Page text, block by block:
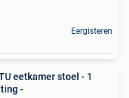
Eergisteren
eetkamer stoel - 1
-